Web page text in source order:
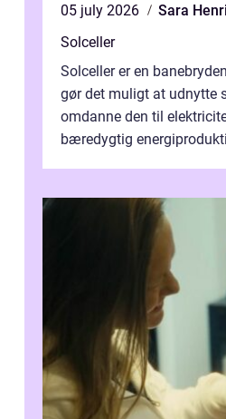
05 july 2026
Sara
Solceller
Solceller er en
gør det muligt at udnytte
omdanne den til
bæredygtig